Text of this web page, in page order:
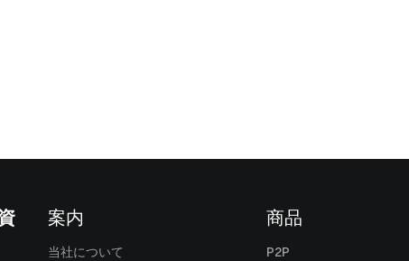
案内
当社について
商品
P2P